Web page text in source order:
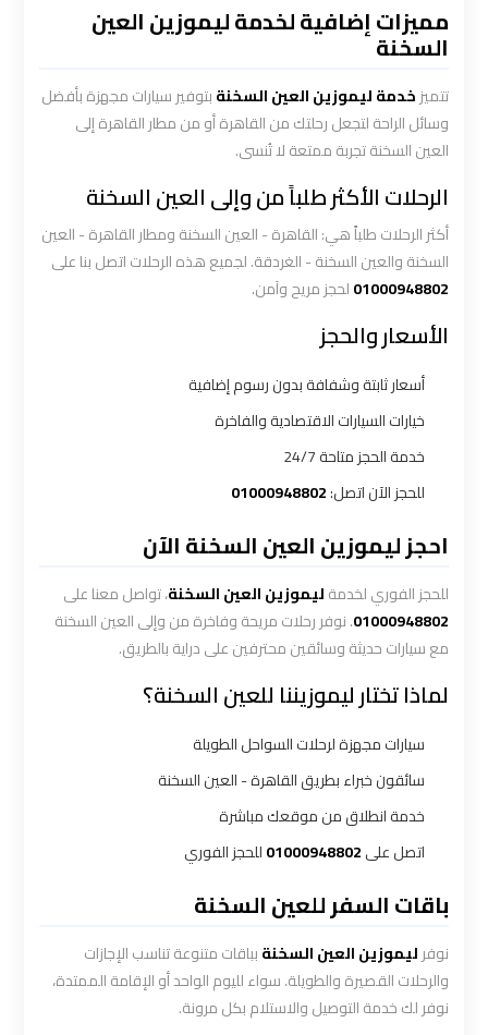
مميزات إضافية لخدمة ليموزين العين
السخنة
تتميزخدمة ليموزين العين السخنةبتوفير سيارات مجهزة بأفضل
وسائل الراحة لتجعل رحلتك من القاهرة أو من مطار القاهرة إلى
العين السخنة تجربة ممتعة لا تُنسى.
الرحلات الأكثر طلباً من وإلى العين السخنة
أكثر الرحلات طلباً هي: القاهرة - العين السخنة ومطار القاهرة - العين
السخنة والعين السخنة - الغردقة. لجميع هذه الرحلات اتصل بنا على
01000948802لحجز مريح وآمن.
الأسعار والحجز
أسعار ثابتة وشفافة بدون رسوم إضافية
خيارات السيارات الاقتصادية والفاخرة
خدمة الحجز متاحة 24/7
للحجز الآن اتصل:01000948802
احجز ليموزين العين السخنة الآن
للحجز الفوري لخدمةليموزين العين السخنة، تواصل معنا على
01000948802. نوفر رحلات مريحة وفاخرة من وإلى العين السخنة
مع سيارات حديثة وسائقين محترفين على دراية بالطريق.
لماذا تختار ليموزيننا للعين السخنة؟
سيارات مجهزة لرحلات السواحل الطويلة
سائقون خبراء بطريق القاهرة - العين السخنة
خدمة انطلاق من موقعك مباشرة
اتصل على01000948802للحجز الفوري
باقات السفر للعين السخنة
نوفرليموزين العين السخنةبباقات متنوعة تناسب الإجازات
والرحلات القصيرة والطويلة. سواء لليوم الواحد أو الإقامة الممتدة،
نوفر لك خدمة التوصيل والاستلام بكل مرونة.
ليموزين
السخنة
ليموزين
اسكندرية
ليموزين
المطار
الساخن
اكتوبر
ليموزين
القاهرة
الساخن
ليموزين
القاهرة